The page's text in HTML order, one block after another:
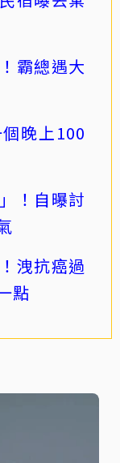
霸總遇大
晚上100
！自曝討
洩抗癌過
點